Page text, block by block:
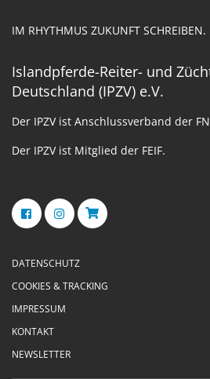
IM RHYTHMUS ZUKUNFT SCHREIBEN.
Islandpferde-Reiter- und
Deutschland (IPZV) e.V.
Der IPZV ist Anschlussverband der
Der IPZV ist Mitglied der FEIF.
DATENSCHUTZ
COOKIES & TRACKING
IMPRESSUM
KONTAKT
NEWSLETTER